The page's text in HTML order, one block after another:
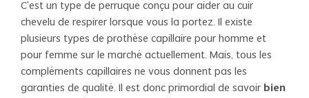
C’est un type de perruque conçu pour aider au cuir
chevelu de respirer lorsque vous la portez. Il existe
plusieurs types de prothèse capillaire pour homme et
pour femme sur le marché actuellement. Mais, tous les
compléments capillaires ne vous donnent pas les
garanties de qualité. Il est donc primordial de savoir bien